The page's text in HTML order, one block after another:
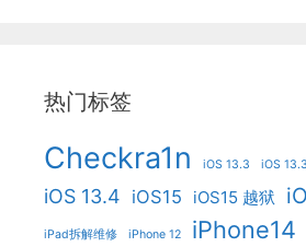
热门标签
Checkra1n iOS 13.3 iOS
iOS 13.4 iOS15 iOS15 越狱
iPad拆解维修 iPhone 12 iPhone14